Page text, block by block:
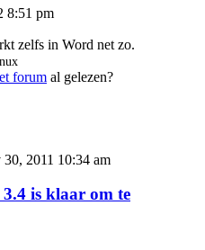
8:51 pm
zelfs in Word net zo.
forum al gelezen?
2011 10:34 am
is klaar om te